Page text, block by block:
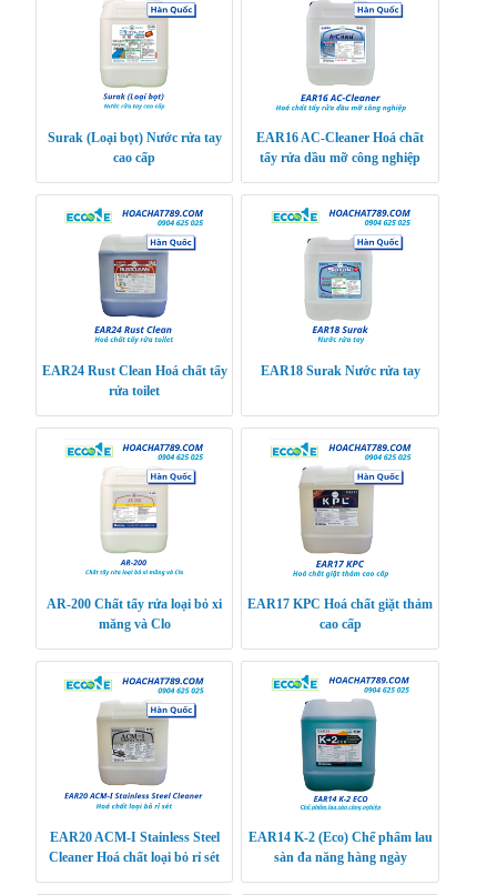
Surak (Loại bọt) Nước rửa tay
cao cấp
EAR16 AC-Cleaner Hoá chất
tẩy rửa dầu mỡ công nghiệp
EAR24 Rust Clean Hoá chất tẩy
rửa toilet
EAR18 Surak Nước rửa tay
AR-200 Chất tẩy rửa loại bỏ xi
măng và Clo
EAR17 KPC Hoá chất giặt thảm
cao cấp
EAR20 ACM-I Stainless Steel
Cleaner Hoá chất loại bỏ rỉ sét
EAR14 K-2 (Eco) Chế phẩm lau
sàn đa năng hàng ngày